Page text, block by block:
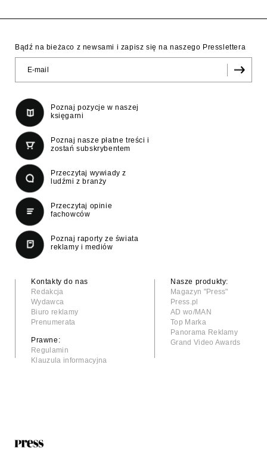
Bądź na bieżaco z newsami i zapisz się na naszego Presslettera
Poznaj pozycje w naszej
księgarni
Poznaj nasze płatne treści i
zostań subskrybentem
Przeczytaj wywiady z
ludźmi z branży
Przeczytaj opinie
fachowców
Poznaj raporty ze świata
reklamy i mediów
Kontakty do nas
Redakcja
Wydawca
Biuro reklamy
Prenumerata
Prawne:
Regulamin
Klauzula informacyjna
Nasze produkty:
Magazyn "Press"
Press.pl
AD wo/MAN
Top Marka
Panorama Reklamy
Grand Video Awards